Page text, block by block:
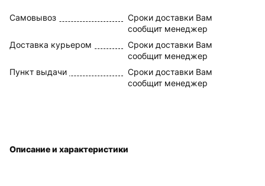
Самовывоз
Сроки доставки Вам
сообщит менеджер
Доставка курьером
Сроки доставки Вам
сообщит менеджер
Пункт выдачи
Сроки доставки Вам
сообщит менеджер
Описание и характеристики